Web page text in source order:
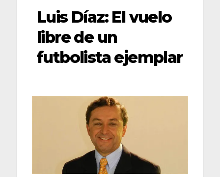
Luis Díaz: El vuelo
libre de un
futbolista ejemplar